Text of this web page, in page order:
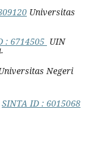
Universitas
: 6714505 UIN
Negeri
SINTA ID : 6015068